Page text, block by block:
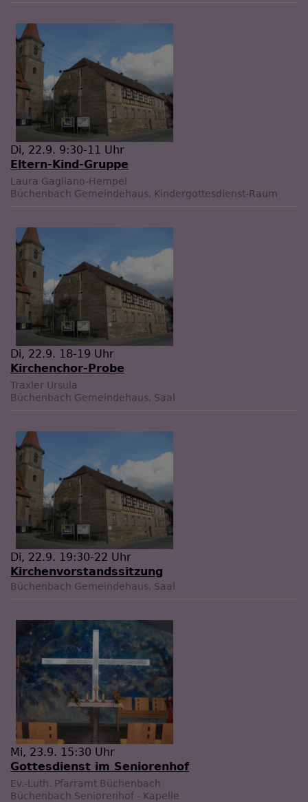
Di, 22.9. 9:30-11 Uhr
Eltern-Kind-Gruppe
Laura Gagliano-Hempel
Büchenbach Gemeindehaus, Kindergottesdienst-Raum
Di, 22.9. 18-19 Uhr
Kirchenchor-Probe
Traxler Ursula
Büchenbach Gemeindehaus, Saal
Di, 22.9. 19:30-22 Uhr
Kirchenvorstandssitzung
Büchenbach Gemeindehaus, Saal
Mi, 23.9. 15:30 Uhr
Gottesdienst im Seniorenhof
Ev.-Luth. Pfarramt Büchenbach
Büchenbach Seniorenhof - Kapelle